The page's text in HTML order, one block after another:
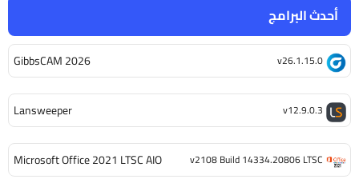
أحدث البرامج
GibbsCAM 2026 v26.1.15.0
Lansweeper v12.9.0.3
Microsoft Office 2021 LTSC AIO v2108 Build 14334.20806 LTSC